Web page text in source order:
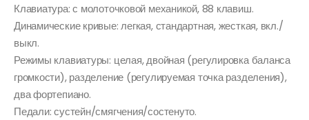
Клавиатура: с молоточковой механикой, 88 клавиш.
Динамические кривые: легкая, стандартная, жесткая, вкл./
выкл.
Режимы клавиатуры: целая, двойная (регулировка баланса
громкости), разделение (регулируемая точка разделения),
два фортепиано.
Педали: сустейн/смягчения/состенуто.